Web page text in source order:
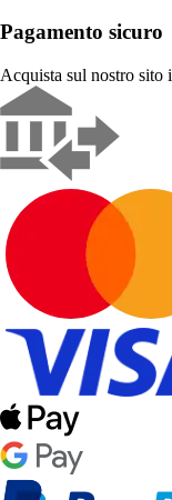
Pagamento sicuro
Acquista sul nostro sito